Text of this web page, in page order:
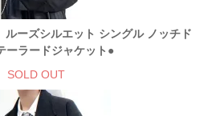
ルーズシルエット シングル ノッチド
ーラードジャケット●
SOLD OUT